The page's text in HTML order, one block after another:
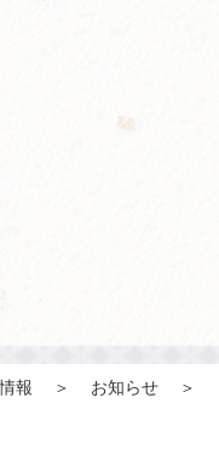
報 ＞ お知らせ ＞